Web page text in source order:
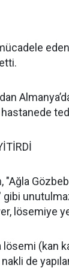
eden
"Ağla
gibi
lösemiye
lösemi (kan
de